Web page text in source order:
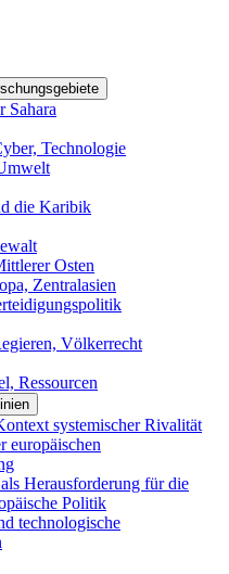
Sahara
Technologie
die Karibik
Osten
Zentralasien
Völkerrecht
Ressourcen
systemischer Rivalität
europäischen
Herausforderung für die
Politik
technologische